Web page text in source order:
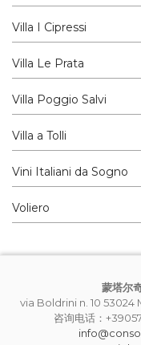
Villa I Cipressi
Villa Le Prata
Villa Poggio Salvi
Villa a Tolli
Vini Italiani da Sogno
Voliero
蒙塔尔
via Boldrini n. 10 53024
咨询电话：